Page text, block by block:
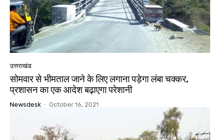
उत्तराखंड
सोमवार से भीमताल जाने के लिए लगाना पड़ेगा लंबा चक्कर,
प्रशासन का एक आदेश बढ़ाएगा परेशानी
Newsdesk - October 16, 2021